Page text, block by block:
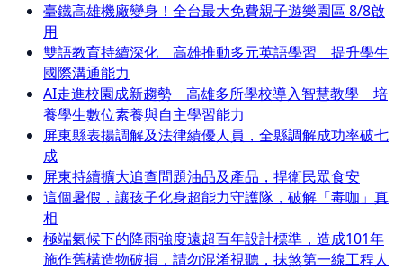
臺鐵高雄機廠變身！全台最大免費親子遊樂園區 8/8啟
用
雙語教育持續深化 高雄推動多元英語學習 提升學生
國際溝通能力
AI走進校園成新趨勢 高雄多所學校導入智慧教學 培
養學生數位素養與自主學習能力
屏東縣表揚調解及法律績優人員，全縣調解成功率破七
成
屏東持續擴大追查問題油品及產品，捍衛民眾食安
這個暑假，讓孩子化身超能力守護隊，破解「毒咖」真
相
極端氣候下的降雨強度遠超百年設計標準，造成101年
施作舊構造物破損，請勿混淆視聽，抹煞第一線工程人